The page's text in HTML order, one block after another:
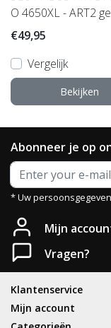
O 4650XL - ART2
eerd
€49,95
Vergelijk
Bekijken
Abonneer je op
* Uw
Mijn
Vragen?
Klantenservice
Mijn account